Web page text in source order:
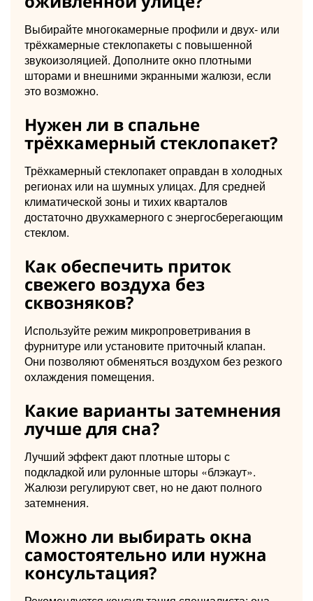
Выбирайте многокамерные профили и двух- или
трёхкамерные стеклопакеты с повышенной
звукоизоляцией. Дополните окно плотными
шторами и внешними экранными жалюзи, если
это возможно.
Нужен ли в спальне
трёхкамерный стеклопакет?
Трёхкамерный стеклопакет оправдан в холодных
регионах или на шумных улицах. Для средней
климатической зоны и тихих кварталов
достаточно двухкамерного с энергосберегающим
стеклом.
Как обеспечить приток
свежего воздуха без
сквозняков?
Используйте режим микропроветривания в
фурнитуре или установите приточный клапан.
Они позволяют обменяться воздухом без резкого
охлаждения помещения.
Какие варианты затемнения
лучше для сна?
Лучший эффект дают плотные шторы с
подкладкой или рулонные шторы «блэкаут».
Жалюзи регулируют свет, но не дают полного
затемнения.
Можно ли выбирать окна
самостоятельно или нужна
консультация?